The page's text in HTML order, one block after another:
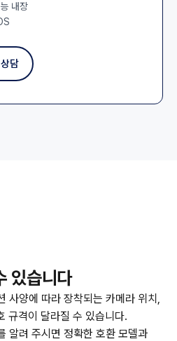
내장
담
있습니다
사양에 따라 장착되는 카메라 위치,
규격이 달라질 수 있습니다.
알려 주시면 정확한 호환 모델과